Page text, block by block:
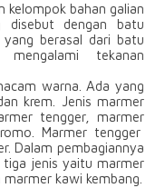
kelompok bahan galian
disebut dengan batu
berasal dari batu
tekanan
warna. Ada yang
krem. Jenis marmer
tengger, marmer
Marmer tengger
Dalam pembagiannya
jenis yaitu marmer
kawi kembang.